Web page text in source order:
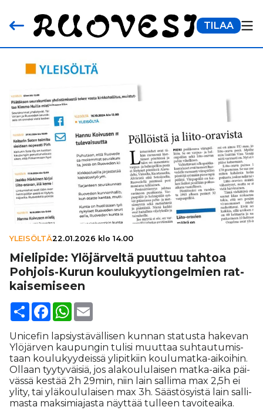
TILAA
YLEISÖLTÄ22.01.2026 klo 14.00
Mielipide: Ylö­jär­veltä puuttuu tahtoa
Pohjois-Kurun kou­lu­kyy­ti­on­gel­mien rat­
kai­se­mi­seen
Share FacebookWhatsApp
Uni­ce­fin lap­siys­tä­väl­li­sen kun­nan sta­tus­ta ha­ke­van
Ylö­jär­ven kau­pun­gin tu­li­si muut­taa suh­tau­tu­mis­
taan kou­lu­kyy­deis­sä yli­pit­kiin kou­lu­mat­ka-ai­koi­hin.
Ol­laan tyy­ty­väi­siä, jos ala­kou­lu­lai­sen mat­ka-ai­ka päi­
väs­sä kes­tää 2h 29min, niin lain sal­li­ma max 2,5h ei
yli­ty, tai ylä­kou­lu­lai­sen max 3h. Sääs­tö­syis­tä lain sal­li­
mas­ta mak­si­mi­a­jas­ta näyt­tää tul­leen ta­voi­te­ai­ka.